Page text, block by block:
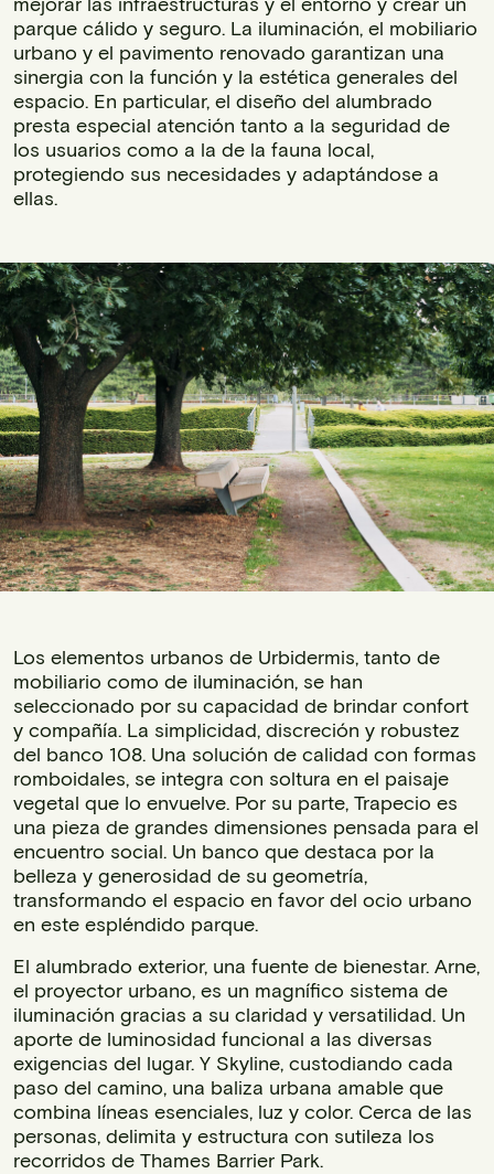
parque cálido y seguro. La iluminación, el mobiliario
urbano y el pavimento renovado garantizan una
sinergia con la función y la estética generales del
espacio. En particular, el diseño del alumbrado
presta especial atención tanto a la seguridad de
los usuarios como a la de la fauna local,
protegiendo sus necesidades y adaptándose a
ellas.
Los elementos urbanos de Urbidermis, tanto de
mobiliario como de iluminación, se han
seleccionado por su capacidad de brindar confort
y compañía. La simplicidad, discreción y robustez
del banco 108. Una solución de calidad con formas
romboidales, se integra con soltura en el paisaje
vegetal que lo envuelve. Por su parte, Trapecio es
una pieza de grandes dimensiones pensada para el
encuentro social. Un banco que destaca por la
belleza y generosidad de su geometría,
transformando el espacio en favor del ocio urbano
en este espléndido parque.
El alumbrado exterior, una fuente de bienestar. Arne,
el proyector urbano, es un magnífico sistema de
iluminación gracias a su claridad y versatilidad. Un
aporte de luminosidad funcional a las diversas
exigencias del lugar. Y Skyline, custodiando cada
paso del camino, una baliza urbana amable que
combina líneas esenciales, luz y color. Cerca de las
personas, delimita y estructura con sutileza los
recorridos de Thames Barrier Park.